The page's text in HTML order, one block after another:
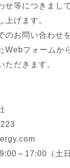
せ等につきまし
上げます。
のお問い合わせ
Webフォームか
ただきます。
～17:00（土